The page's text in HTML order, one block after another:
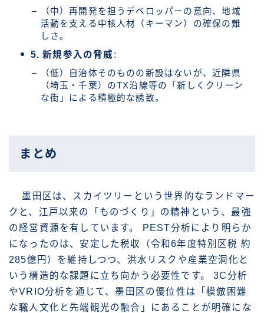
（中）再開発を担うデベロッパーの意向、地域
活動を支える中核人材（キーマン）の確保の難
しさ。
5. 新規参入の脅威:
（低）自治体そのものの新設はないが、近隣県
（埼玉・千葉）のTX沿線等の「新しくクリーン
な街」による積極的な誘致。
まとめ
墨田区は、スカイツリーという世界的なランドマー
クと、江戸以来の「ものづくり」の精神という、最強
の経営資源を有しています。 PEST分析により明らか
になったのは、安定した税収（令和6年度特別区税 約
285億円）を維持しつつ、洪水リスクや産業空洞化と
いう構造的な課題に立ち向かう必要性です。 3C分析
やVRIO分析を通じて、墨田区の優位性は「模倣困難
な職人文化と先端観光の融合」にあることが明確にな